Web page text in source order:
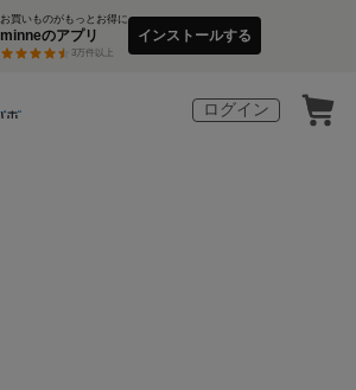
お買いものがもっとお得に
minneのアプリ
3万件以上
インストールする
ログイン